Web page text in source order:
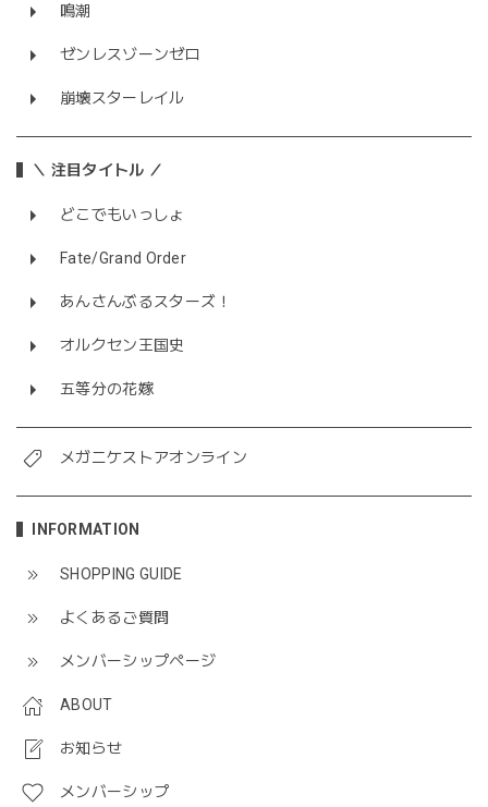
鳴潮
ゼンレスゾーンゼロ
崩壊スターレイル
＼ 注目タイトル ／
どこでもいっしょ
Fate/Grand Order
あんさんぶるスターズ！
オルクセン王国史
五等分の花嫁
メガニケストアオンライン
INFORMATION
SHOPPING GUIDE
よくあるご質問
メンバーシップページ
ABOUT
お知らせ
メンバーシップ